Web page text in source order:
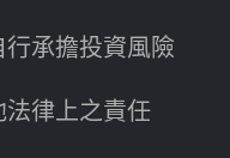
承擔投資風險
律上之責任